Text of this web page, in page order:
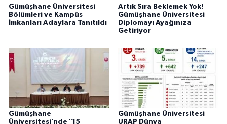
Gümüşhane Üniversitesi
Bölümleri ve Kampüs
İmkanları Adaylara Tanıtıldı
Artık Sıra Beklemek Yok!
Gümüşhane Üniversitesi
Diplomayı Ayağınıza
Getiriyor
Gümüşhane
Üniversitesi’nde "15
Gümüşhane Üniversitesi
URAP Dünya